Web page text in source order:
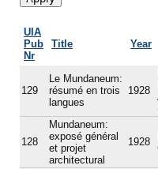
UIA
Pub
Nr
Title Year
129
Le Mundaneum:
résumé en trois
langues
1928
128
Mundaneum:
exposé général
et projet
architectural
1928